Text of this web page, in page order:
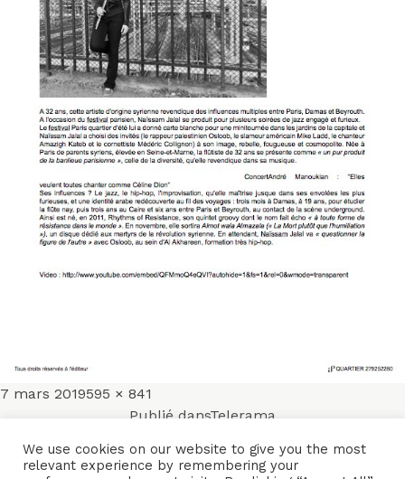
Publié
7 mars 2019Taille
595 × 841
Navigation
de
Publié dansTelerama
ACCUEIL ENSEMBLES CONCERTS VIDÉOS
We use cookies on our website to give you the most
relevant experience by remembering your